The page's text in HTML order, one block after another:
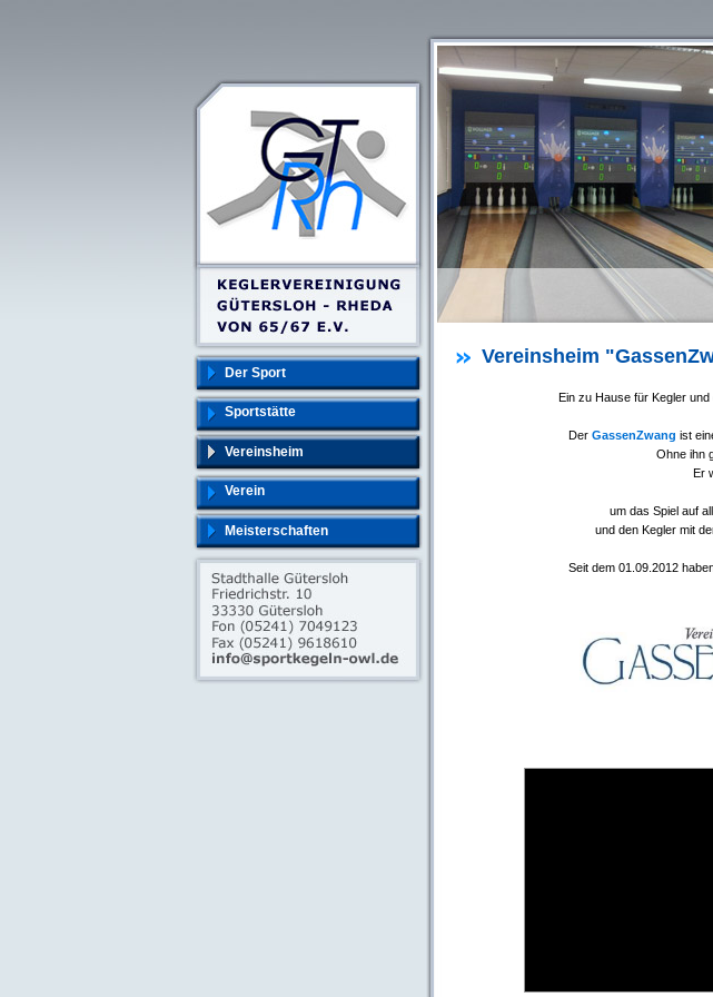
Der Sport
Sportstätte
Vereinsheim
Verein
Meisterschaften
Vereinsheim
Ein zu Hause für Kegler
Der GassenZwang ist
Ohne ihn
Er
um das Spiel auf
und den Kegler mit
Seit dem 01.09.2012